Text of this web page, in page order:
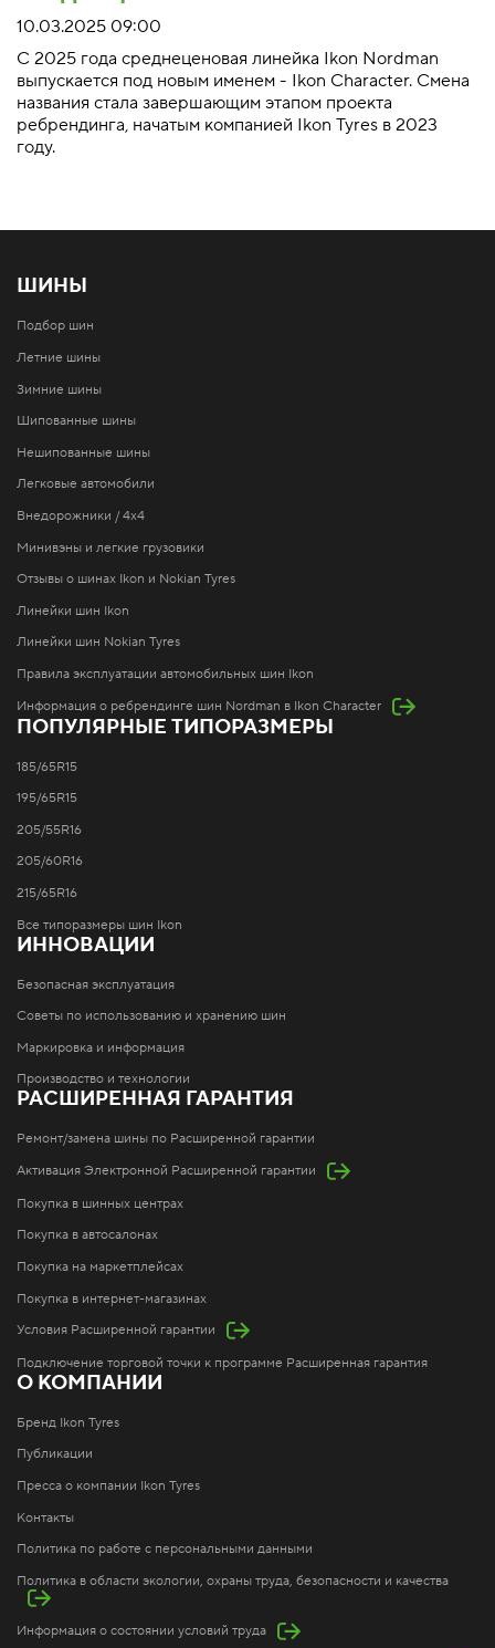
10.03.2025 09:00
С 2025 года среднеценовая линейка Ikon Nordman
выпускается под новым именем - Ikon Character. Смена
названия стала завершающим этапом проекта
ребрендинга, начатым компанией Ikon Tyres в 2023
году.
ШИНЫ
Подбор шин
Летние шины
Зимние шины
Шипованные шины
Нешипованные шины
Легковые автомобили
Внедорожники / 4x4
Минивэны и легкие грузовики
Отзывы о шинах Ikon и Nokian Tyres
Линейки шин Ikon
Линейки шин Nokian Tyres
Правила эксплуатации автомобильных шин Ikon
Информация о ребрендинге шин Nordman в Ikon Character
ПОПУЛЯРНЫЕ ТИПОРАЗМЕРЫ
185/65R15
195/65R15
205/55R16
205/60R16
215/65R16
Все типоразмеры шин Ikon
ИННОВАЦИИ
Безопасная эксплуатация
Советы по использованию и хранению шин
Маркировка и информация
Производство и технологии
РАСШИРЕННАЯ ГАРАНТИЯ
Ремонт/замена шины по Расширенной гарантии
Активация Электронной Расширенной гарантии
Покупка в шинных центрах
Покупка в автосалонах
Покупка на маркетплейсах
Покупка в интернет-магазинах
Условия Расширенной гарантии
Подключение торговой точки к программе Расширенная гарантия
О КОМПАНИИ
Бренд Ikon Tyres
Публикации
Пресса о компании Ikon Tyres
Контакты
Политика по работе с персональными данными
Политика в области экологии, охраны труда, безопасности и качества
Информация о состоянии условий труда